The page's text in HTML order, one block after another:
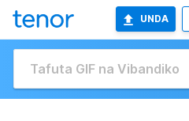
UNDA